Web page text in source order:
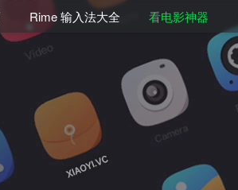
Rime 输入法大全 看电影神器